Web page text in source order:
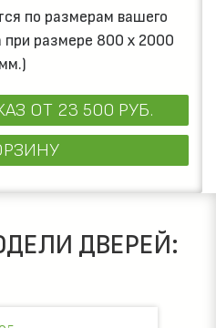
по размерам вашего
при размере 800 х 2000
мм.)
ОТ 23 500 РУБ.
ДВЕРЕЙ: